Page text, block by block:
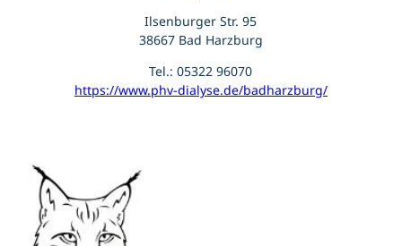
Ilsenburger Str. 95
38667 Bad Harzburg
Tel.: 05322 96070
https://www.phv-dialyse.de/badharzburg/